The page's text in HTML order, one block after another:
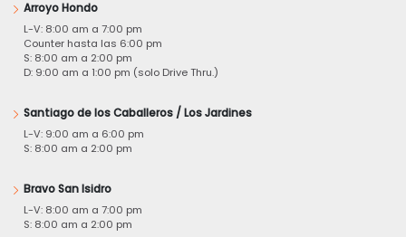
Arroyo Hondo
L-V: 8:00 am a 7:00 pm
Counter hasta las 6:00 pm
S: 8:00 am a 2:00 pm
D: 9:00 am a 1:00 pm (solo Drive Thru.)
Santiago de los Caballeros / Los Jardines
L-V: 9:00 am a 6:00 pm
S: 8:00 am a 2:00 pm
Bravo San Isidro
L-V: 8:00 am a 7:00 pm
S: 8:00 am a 2:00 pm